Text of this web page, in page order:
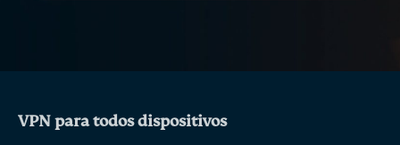
VPN para todos dispositivos